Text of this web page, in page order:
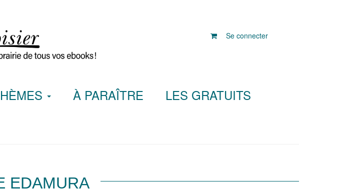
Se connecter
À PARAÎTRE LES GRATUITS
EDAMURA